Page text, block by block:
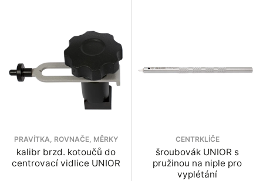
PRAVÍTKA, ROVNAČE, MĚRKY
kalibr brzd. kotoučů do
centrovací vidlice UNIOR
CENTRKLÍČE
šroubovák UNIOR s
pružinou na niple pro
vyplétání